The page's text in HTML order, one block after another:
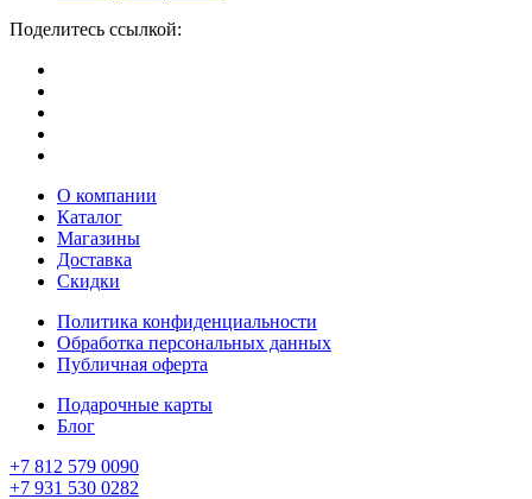
Поделитесь ссылкой:
О компании
Каталог
Магазины
Доставка
Скидки
Политика конфиденциальности
Обработка персональных данных
Публичная оферта
Подарочные карты
Блог
+7 812 579 0090
+7 931 530 0282